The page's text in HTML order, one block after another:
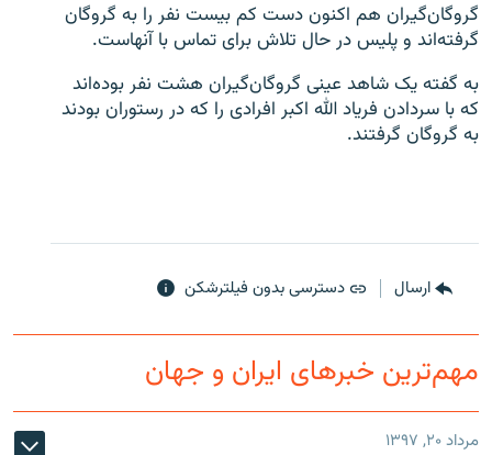
زبان‌های دیگر
گروگان‌گیران هم اکنون دست کم بیست نفر را به گروگان
گرفته‌اند و پلیس در حال تلاش برای تماس با آنهاست.
به گفته یک شاهد عینی گروگان‌گیران هشت نفر بوده‌اند
که با سردادن فریاد الله اکبر افرادی را که در رستوران بودند
به گروگان گرفتند.
ارسال دسترسی بدون فیلترشکن
مهم‌ترین خبرهای ایران و جهان
مرداد ۲۰, ۱۳۹۷